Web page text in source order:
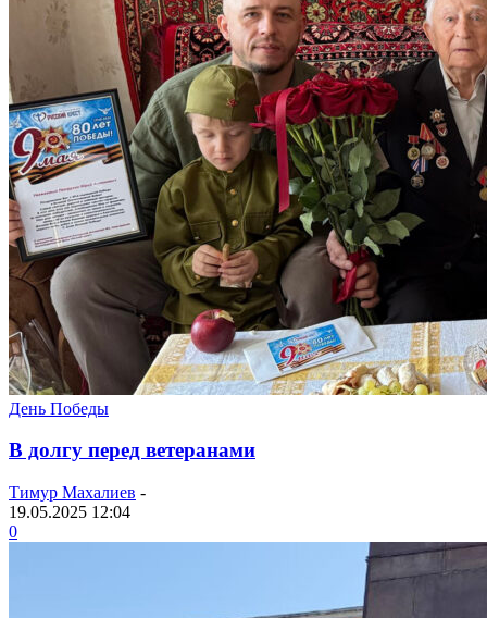
День Победы
В долгу перед ветеранами
Тимур Махалиев -
19.05.2025 12:04
0